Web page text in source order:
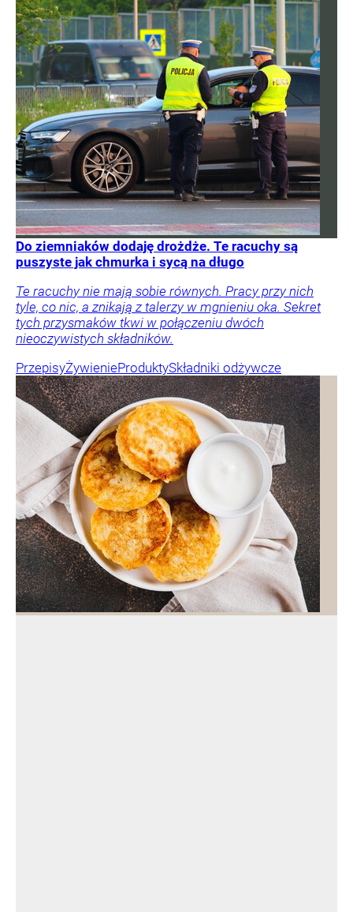
Do ziemniaków dodaję drożdże. Te racuchy są
puszyste jak chmurka i sycą na długo
Te racuchy nie mają sobie równych. Pracy przy nich
tyle, co nic, a znikają z talerzy w mgnieniu oka. Sekret
tych przysmaków tkwi w połączeniu dwóch
nieoczywistych składników.
PrzepisyŻywienieProduktySkładniki odżywcze